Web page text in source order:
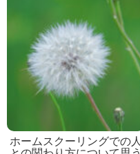
ホームスクーリングでの人